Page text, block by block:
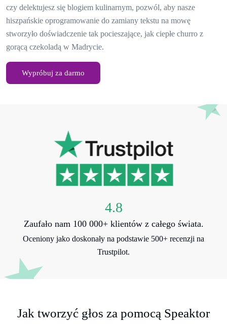
czy delektujesz się blogiem kulinarnym, pozwól, aby nasze
hiszpańskie oprogramowanie do zamiany tekstu na mowę
stworzyło doświadczenie tak pocieszające, jak ciepłe churro z
gorącą czekoladą w Madrycie.
Wypróbuj za darmo
4.8
Zaufało nam 100 000+ klientów z całego świata.
Oceniony jako doskonały na podstawie 500+ recenzji na
Trustpilot.
Jak tworzyć głos za pomocą Speaktor